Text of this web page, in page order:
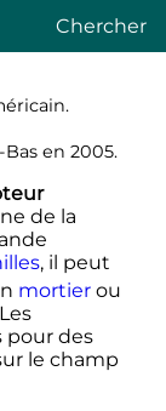
Chercher
en 2005.
de la
, il peut
mortierou
pour des
le champ